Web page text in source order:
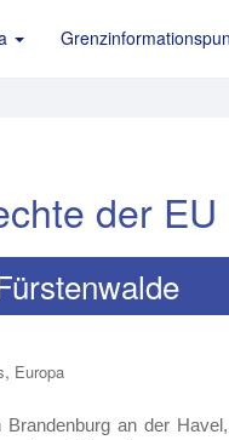
der EU
, Europa
an der